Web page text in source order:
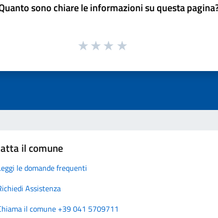
sono chiare le informazioni su questa
il comune
le domande frequenti
Assistenza
il comune +39 041 5709711